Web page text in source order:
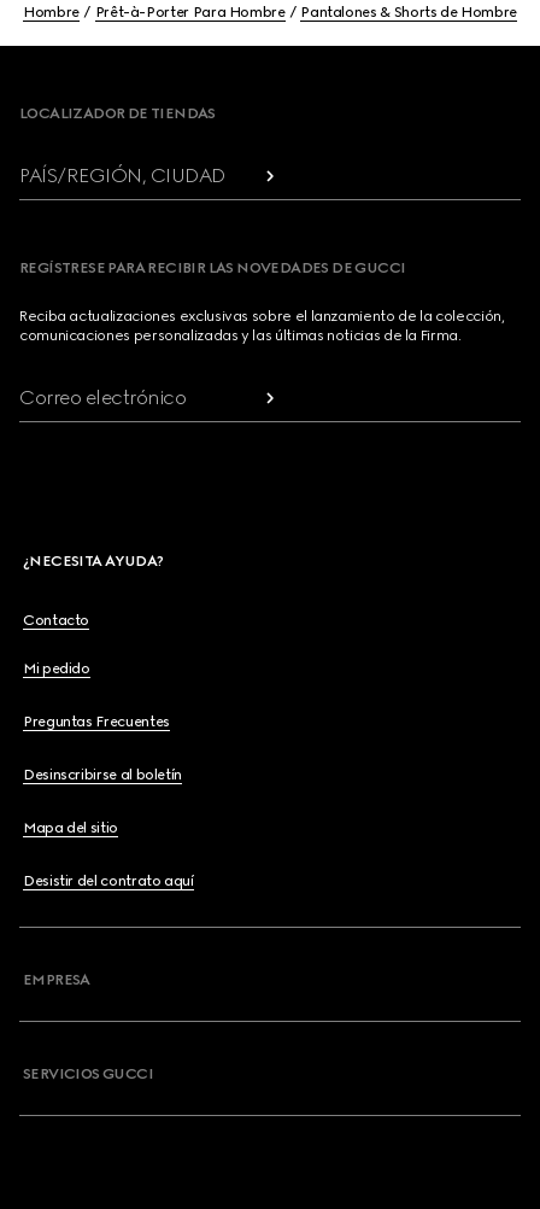
Hombre Prêt-à-Porter Para Hombre Pantalones & Shorts de Hombre
LOCALIZADOR DE TIENDAS
PAÍS/REGIÓN, CIUDAD
REGÍSTRESE PARA RECIBIR LAS NOVEDADES DE GUCCI
Reciba actualizaciones exclusivas sobre el lanzamiento de la colección,
comunicaciones personalizadas y las últimas noticias de la Firma.
Correo electrónico
¿NECESITA AYUDA?
Contacto
Mi pedido
Preguntas Frecuentes
Desinscribirse al boletín
Mapa del sitio
Desistir del contrato aquí
EMPRESA
SERVICIOS GUCCI